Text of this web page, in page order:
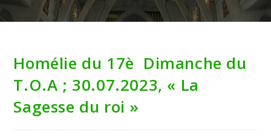
Homélie du 17è Dimanche du
T.O.A ; 30.07.2023, « La
Sagesse du roi »